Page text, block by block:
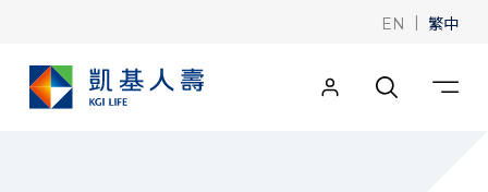
EN | 繁中